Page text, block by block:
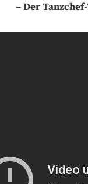
– Der